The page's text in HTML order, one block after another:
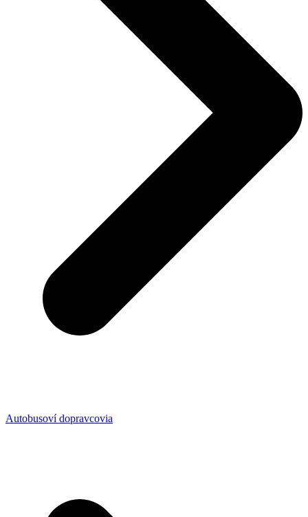
Autobusoví dopravcovia